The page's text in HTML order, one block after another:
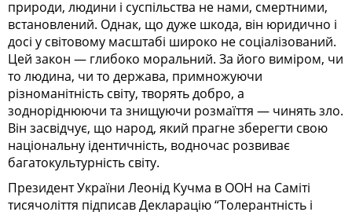
природи, людини і суспільства не нами, смертними,
встановлений. Однак, що дуже шкода, він юридично і
досі у світовому масштабі широко не соціалізований.
Цей закон — глибоко моральний. За його виміром, чи
то людина, чи то держава, примножуючи
різноманітність світу, творять добро, а
зодноріднюючи та знищуючи розмаїття — чинять зло.
Він засвідчує, що народ, який прагне зберегти свою
національну ідентичність, водночас розвиває
багатокультурність світу.
Президент України Леонід Кучма в ООН на Саміті
тисячоліття підписав Декларацію “Толерантність і